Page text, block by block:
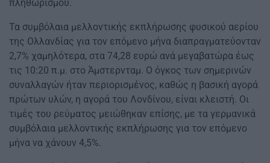
πληθωρισμού.
Τα συμβόλαια μελλοντικής εκπλήρωσης φυσικού αερίου
της Ολλανδίας για τον επόμενο μήνα διαπραγματεύονταν
2,7% χαμηλότερα, στα 74,28 ευρώ ανά μεγαβατώρα έως
τις 10:20 π.μ. στο Άμστερνταμ. Ο όγκος των σημερινών
συναλλαγών ήταν περιορισμένος, καθώς η βασική αγορά
πρώτων υλών, η αγορά του Λονδίνου, είναι κλειστή. Οι
τιμές του ρεύματος μειώθηκαν επίσης, με τα γερμανικά
συμβόλαια μελλοντικής εκπλήρωσης για τον επόμενο
μήνα να χάνουν 4,5%.